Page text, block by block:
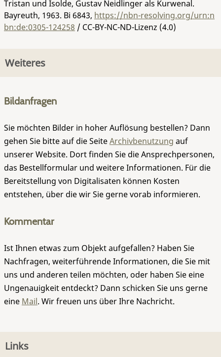
Tristan und Isolde, Gustav Neidlinger als Kurwenal.
Bayreuth, 1963. Bi 6843, https://nbn-resolving.org/urn:n
bn:de:0305-124258 / CC-BY-NC-ND-Lizenz (4.0)
Weiteres
Bildanfragen
Sie möchten Bilder in hoher Auflösung bestellen? Dann
gehen Sie bitte auf die SeiteArchivbenutzung auf
unserer Website. Dort finden Sie die Ansprechpersonen,
das Bestellformular und weitere Informationen. Für die
Bereitstellung von Digitalisaten können Kosten
entstehen, über die wir Sie gerne vorab informieren.
Kommentar
Ist Ihnen etwas zum Objekt aufgefallen? Haben Sie
Nachfragen, weiterführende Informationen, die Sie mit
uns und anderen teilen möchten, oder haben Sie eine
Ungenauigkeit entdeckt? Dann schicken Sie uns gerne
eine Mail. Wir freuen uns über Ihre Nachricht.
Links